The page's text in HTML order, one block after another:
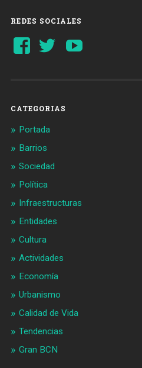
REDES SOCIALES
Ver
perfil
Ver
perfil
CATEGORIAS
Portada
Barrios
Sociedad
Política
Infraestructuras
Entidades
Cultura
Actividades
Economía
Urbanismo
Calidad de Vida
Tendencias
Gran BCN